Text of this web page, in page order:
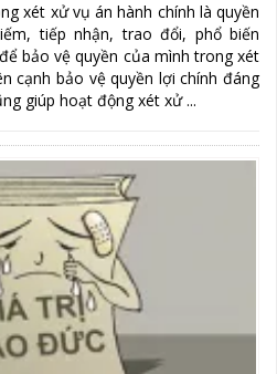
xét xử vụ án hành chính là quyền
tiếp nhận, trao đổi, phổ biến
bảo vệ quyền của mình trong xét
cạnh bảo vệ quyền lợi chính đáng
giúp hoạt động xét xử ...